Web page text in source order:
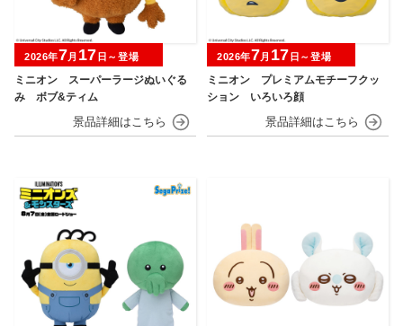
ミニオン スーパーラージぬいぐる
み ボブ&ティム
2026年7月 17 日～登場
ミニオン プレミアムモチーフクッ
ション いろいろ顔
2026年7月 17 日～登場